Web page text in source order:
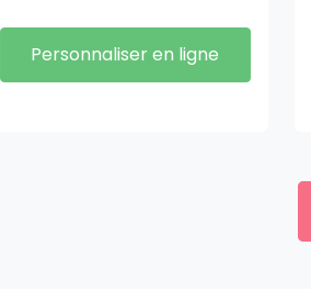
Personnaliser en ligne